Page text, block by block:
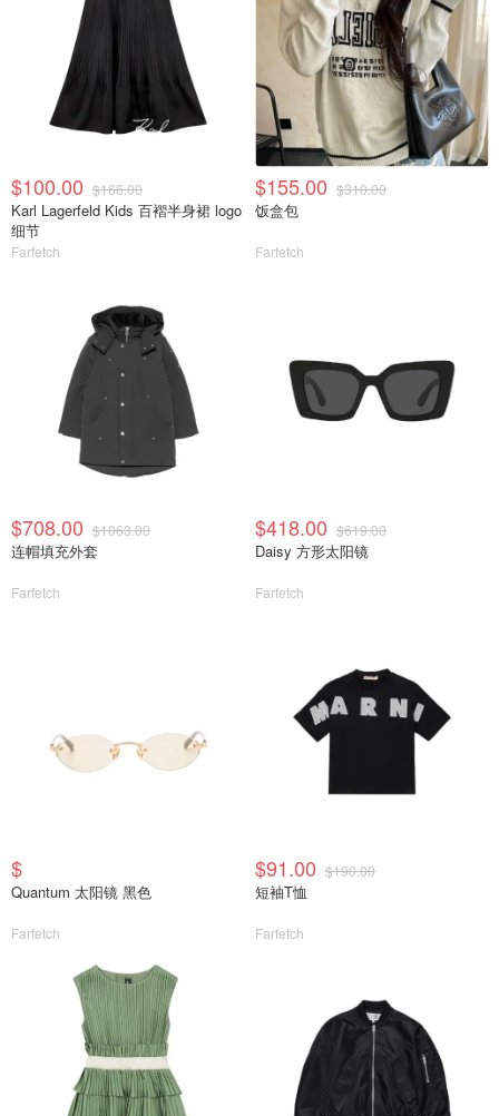
$100.00 $166.00
Karl Lagerfeld Kids 百褶半身裙 logo
细节
Farfetch
$155.00 $310.00
饭盒包
Farfetch
$708.00 $1063.00
连帽填充外套
Farfetch
$418.00 $619.00
Daisy 方形太阳镜
Farfetch
$
Quantum 太阳镜 黑色
Farfetch
$91.00 $190.00
短袖T恤
Farfetch